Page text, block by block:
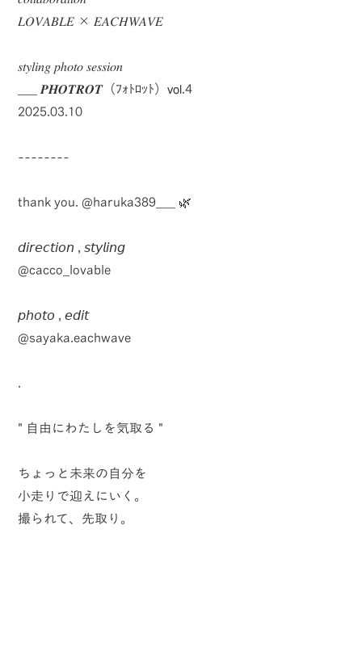
𝐿𝑂𝑉𝐴𝐵𝐿𝐸 × 𝐸𝐴𝐶𝐻𝑊𝐴𝑉𝐸
𝑠𝑡𝑦𝑙𝑖𝑛𝑔 𝑝ℎ𝑜𝑡𝑜 𝑠𝑒𝑠𝑠𝑖𝑜𝑛
___ 𝑷𝑯𝑶𝑻𝑹𝑶𝑻（ﾌｫﾄﾛｯﾄ）𝗏𝗈𝗅.4
2025.03.10
--------
thank you.@haruka389___🌿
𝘥𝘪𝘳𝘦𝘤𝘵𝘪𝘰𝘯 , 𝘴𝘵𝘺𝘭𝘪𝘯𝘨
@cacco_lovable
𝘱𝘩𝘰𝘵𝘰 , 𝘦𝘥𝘪𝘵
@sayaka.eachwave
.
" 自由にわたしを気取る "
ちょっと未来の自分を
小走りで迎えにいく。
撮られて、先取り。